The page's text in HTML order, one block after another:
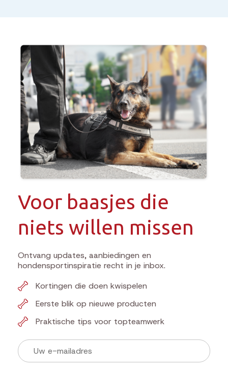
Voor baasjes die
niets willen missen
Ontvang updates, aanbiedingen en
hondensportinspiratie recht in je inbox.
Kortingen die doen kwispelen
Eerste blik op nieuwe producten
Praktische tips voor topteamwerk